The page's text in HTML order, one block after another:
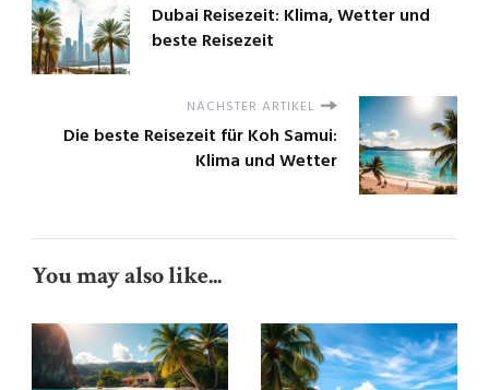
Dubai Reisezeit: Klima, Wetter und
beste Reisezeit
NÄCHSTER ARTIKEL
Die beste Reisezeit für Koh Samui:
Klima und Wetter
You may also like...